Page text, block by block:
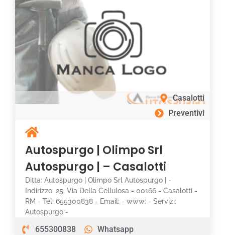
Casalotti
Preventivi
Autospurgo | Olimpo Srl
Autospurgo | – Casalotti
Ditta: Autospurgo | Olimpo Srl Autospurgo | -
Indirizzo: 25, Via Della Cellulosa - 00166 - Casalotti -
RM - Tel: 655300838 - Email: - www: - Servizi:
Autospurgo -
655300838 Whatsapp